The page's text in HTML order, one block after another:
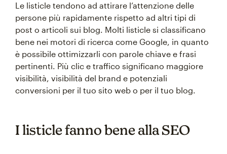
Le listicle tendono ad attirare l’attenzione delle
persone più rapidamente rispetto ad altri tipi di
post o articoli sui blog. Molti listicle si classificano
bene nei motori di ricerca come Google, in quanto
è possibile ottimizzarli con parole chiave e frasi
pertinenti. Più clic e traffico significano maggiore
visibilità, visibilità del brand e potenziali
conversioni per il tuo sito web o per il tuo blog.
I listicle fanno bene alla SEO